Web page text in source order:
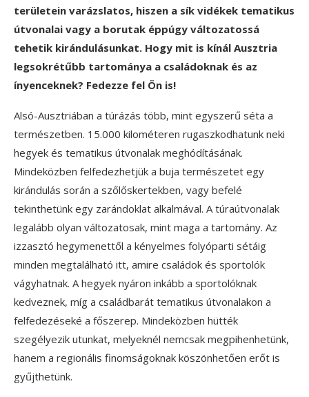
területein varázslatos, hiszen a sík vidékek tematikus
útvonalai vagy a borutak éppúgy változatossá
tehetik kirándulásunkat. Hogy mit is kínál Ausztria
legsokrétűbb tartománya a családoknak és az
ínyenceknek? Fedezze fel Ön is!
Alsó-Ausztriában a túrázás több, mint egyszerű séta a
természetben. 15.000 kilométeren rugaszkodhatunk neki
hegyek és tematikus útvonalak meghódításának.
Mindeközben felfedezhetjük a buja természetet egy
kirándulás során a szőlőskertekben, vagy befelé
tekinthetünk egy zarándoklat alkalmával. A túraútvonalak
legalább olyan változatosak, mint maga a tartomány. Az
izzasztó hegymenettől a kényelmes folyóparti sétáig
minden megtalálható itt, amire családok és sportolók
vágyhatnak. A hegyek nyáron inkább a sportolóknak
kedveznek, míg a családbarát tematikus útvonalakon a
felfedezéseké a főszerep. Mindeközben hütték
szegélyezik utunkat, melyeknél nemcsak megpihenhetünk,
hanem a regionális finomságoknak köszönhetően erőt is
gyűjthetünk.